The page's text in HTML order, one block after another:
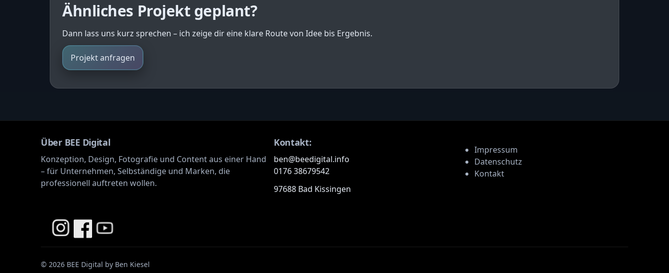
Ähnliches Projekt geplant?
Dann lass uns kurz sprechen – ich zeige dir eine klare Route von Idee bis Ergebnis.
Projekt anfragen
Über BEE Digital
Konzeption, Design, Fotografie und Content aus einer Hand
– für Unternehmen, Selbständige und Marken, die
professionell auftreten wollen.
Kontakt:
ben@beedigital.info
0176 38679542
97688 Bad Kissingen
Impressum
Datenschutz
Kontakt
© 2026 BEE Digital by Ben Kiesel